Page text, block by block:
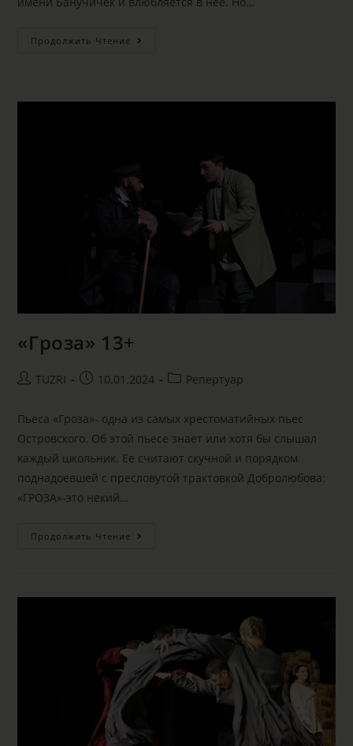
Продолжить Чтение
«Гроза» 13+
TUZRI 10.01.2024 Репертуар
Пьеса «Гроза»- одна из самых хрестоматийных пьес
Островского. Об этой пьесе знает или хотя бы слышал
каждый школьник. Ее считают скучной и порядком
поднадоевшей с пресловутой трактовкой Добролюбова:
«ГРОЗА»-это некий…
Продолжить Чтение